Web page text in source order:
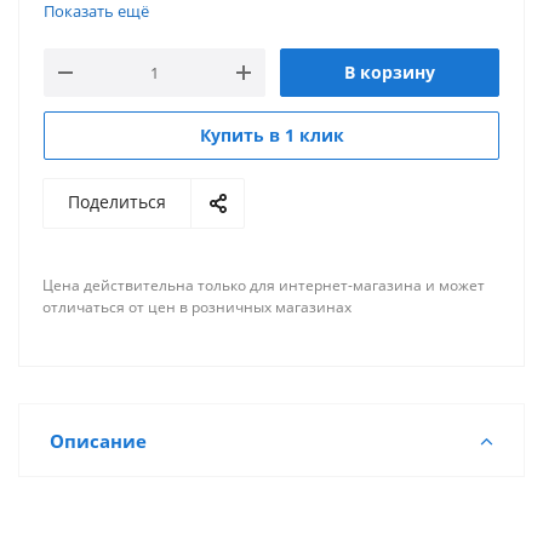
г. Нижний Новгород, ул. Переходникова
Мало
Склад г. Волгоград Проспект имени В. И.
Ленина,215А
Мало
Казань, ул. Проспект Победы, 35Б
Показать ещё
В корзину
Купить в 1 клик
Поделиться
Цена действительна только для интернет-магазина и может
отличаться от цен в розничных магазинах
Описание